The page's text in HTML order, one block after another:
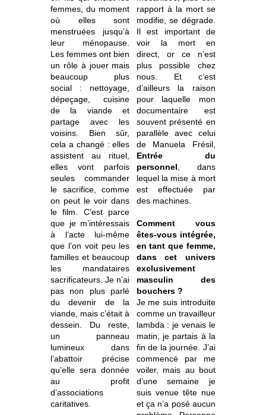
femmes, du moment
où elles sont
menstruées jusqu’à
leur ménopause.
Les femmes ont bien
un rôle à jouer mais
beaucoup plus
social : nettoyage,
dépeçage, cuisine
de la viande et
partage avec les
voisins. Bien sûr,
cela a changé : elles
assistent au rituel,
elles vont parfois
seules commander
le sacrifice, comme
on peut le voir dans
le film. C’est parce
que je m’intéressais
à l’acte lui-même
que l’on voit peu les
familles et beaucoup
les mandataires
sacrificateurs. Je n’ai
pas non plus parlé
du devenir de la
viande, mais c’était à
dessein. Du reste,
un panneau
lumineux dans
l’abattoir précise
qu’elle sera donnée
au profit
d’associations
caritatives.
rapport à la mort se
modifie, se dégrade.
Il est important de
voir la mort en
direct, or ce n’est
plus possible chez
nous. Et c’est
d’ailleurs la raison
pour laquelle mon
documentaire est
souvent présenté en
parallèle avec celui
de Manuela Frésil,
Entrée du
personnel , dans
lequel la mise à mort
est effectuée par
des machines.
Comment vous
êtes-vous intégrée,
en tant que femme,
dans cet univers
exclusivement
masculin des
bouchers ?
Je me suis introduite
comme un travailleur
lambda : je venais le
matin, je partais à la
fin de la journée. J’ai
commencé par me
voiler, mais au bout
d’une semaine je
suis venue tête nue
et ça n’a posé aucun